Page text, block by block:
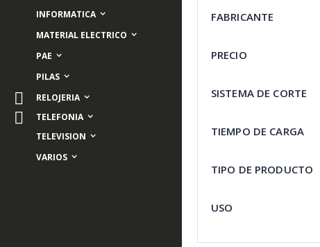
INFORMATICA
MATERIAL ELECTRICO
PAE
PILAS
RELOJERIA
TELEFONIA
TELEVISION
VARIOS
FABRICANTE
PRECIO
SISTEMA DE CORTE
TIEMPO DE CARGA
TIPO DE PRODUCTO
USO